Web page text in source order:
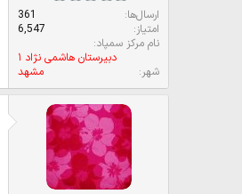
ض
و
ع
ارسال‌ها
361
امتیاز
6,547
نام مرکز سمپاد
دبیرستان هاشمی نژاد ١
شهر
مشهد